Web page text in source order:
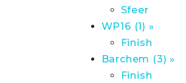
Sfeer
WP16 (1) »
Finish
Barchem (3) »
Finish